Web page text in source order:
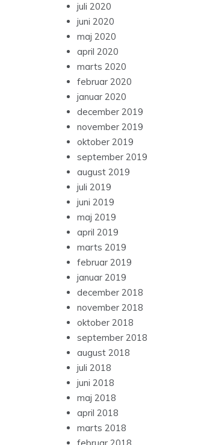
juli 2020
juni 2020
maj 2020
april 2020
marts 2020
februar 2020
januar 2020
december 2019
november 2019
oktober 2019
september 2019
august 2019
juli 2019
juni 2019
maj 2019
april 2019
marts 2019
februar 2019
januar 2019
december 2018
november 2018
oktober 2018
september 2018
august 2018
juli 2018
juni 2018
maj 2018
april 2018
marts 2018